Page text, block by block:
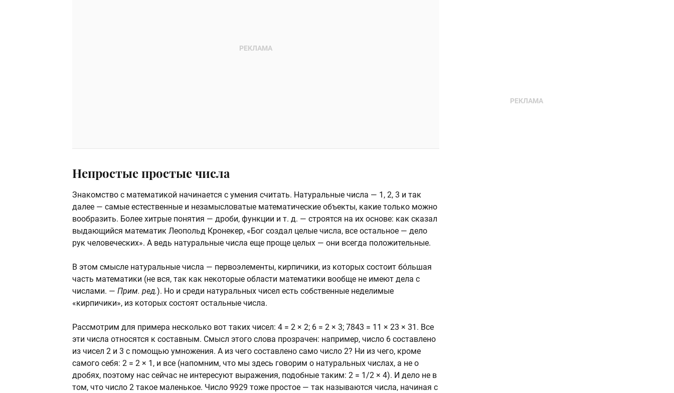
Непростые простые числа
Знакомство с математикой начинается с умения считать. Натуральные числа — 1, 2, 3 и так
далее — самые естественные и незамысловатые математические объекты, какие только можно
вообразить. Более хитрые понятия — дроби, функции и т. д. — строятся на их основе: как сказал
выдающийся математик Леопольд Кронекер, «Бог создал целые числа, все остальное — дело
рук человеческих». А ведь натуральные числа еще проще целых — они всегда положительные.
В этом смысле натуральные числа — первоэлементы, кирпичики, из которых состоит бóльшая
часть математики (не вся, так как некоторые области математики вообще не имеют дела с
числами. — Прим. ред.). Но и среди натуральных чисел есть собственные неделимые
«кирпичики», из которых состоят остальные числа.
Рассмотрим для примера несколько вот таких чисел: 4 = 2 × 2; 6 = 2 × 3; 7843 = 11 × 23 × 31 . Все
эти числа относятся к составным. Смысл этого слова прозрачен: например, число 6 составлено
из чисел 2 и 3 с помощью умножения. А из чего составлено само число 2? Ни из чего, кроме
самого себя: 2 = 2 × 1 , и все (напомним, что мы здесь говорим о натуральных числах, а не о
дробях, поэтому нас сейчас не интересуют выражения, подобные таким: 2 = 1/2 × 4). И дело не в
том, что число 2 такое маленькое. Число 9929 тоже простое — так называются числа, начиная с